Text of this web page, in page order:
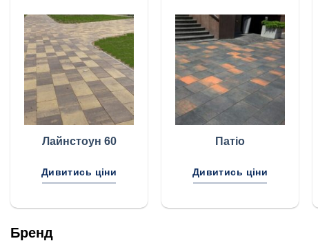
Лайнстоун 60
Дивитись ціни
Патіо
Дивитись ціни
Бренд